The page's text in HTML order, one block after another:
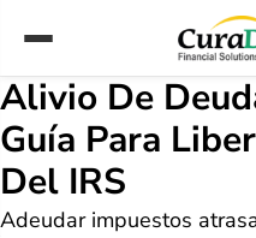
Alivio De
Guía Para
Del IRS
Adeudar impuestos